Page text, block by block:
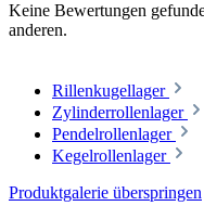
Keine Bewertungen
anderen.
Rillenkugellager
Zylinderrollenlager
Pendelrollenlager
Kegelrollenlager
Produktgalerie überspringen